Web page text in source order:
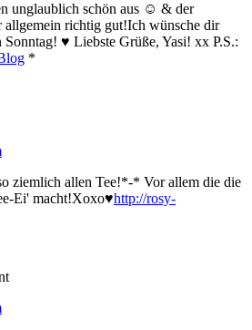
unglaublich schön aus ☺ & der
richtig gut!Ich wünsche dir
Sonntag! ♥ Liebste Grüße, Yasi! xx P.S.:
*
ziemlich allen Tee!*-* Vor allem die die
Ei' macht!Xoxo♥http://rosy-